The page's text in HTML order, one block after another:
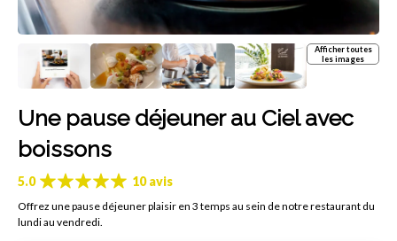
Afficher toutes
les images
Une pause déjeuner au Ciel avec
boissons
5.0 10 avis
Offrez une pause déjeuner plaisir en 3 temps au sein de notre restaurant du
lundi au vendredi.